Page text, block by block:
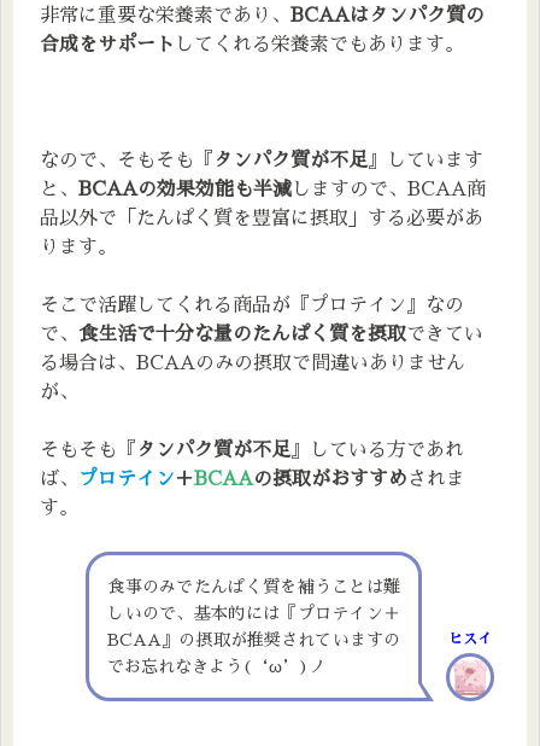
非常に重要な栄養素であり、 BCAAはタンパク質の
合成をサポート してくれる栄養素でもあります。
なので、そもそも『 タンパク質が不足』しています
と、 BCAAの効果効能も半減 しますので、BCAA商
品以外で「たんぱく質を豊富に摂取」する必要があ
ります。
そこで活躍してくれる商品が『プロテイン』なの
で、 食生活で十分な量のたんぱく質を摂取できてい
る場合は、BCAAのみの摂取で間違いありません
が、
そもそも『 タンパク質が不足』している方であれ
ば、
プロテイン＋BCAAの摂取がおすすめされま
す。
食事のみでたんぱく質を補うことは難
しいので、基本的には『プロテイン＋
BCAA』の摂取が推奨されていますの
でお忘れなきよう(‘ω’)ノ
ヒスイ